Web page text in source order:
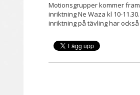
Motionsgrupper kommer
inriktning Ne Waza kl 10-
inriktning på tävling har